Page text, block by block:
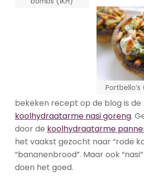
Portbello’s
bekeken recept op de blog is de
koolhydraatarme nasi goreng.
door de koolhydraatarme
het vaakst gezocht naar “rode
“bananenbrood”. Maar ook
doen het goed.